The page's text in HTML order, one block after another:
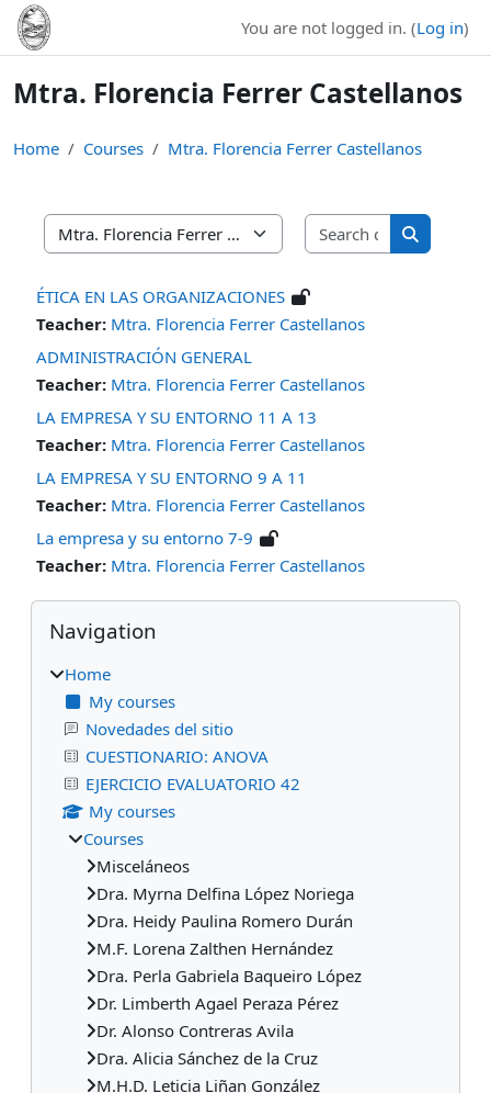
Skip to main content
You are not logged in. (Log in)
Mtra. Florencia Ferrer Castellanos
Home Courses Mtra. Florencia Ferrer Castellanos
Course categories
Search
Search
ÉTICA EN LAS ORGANIZACIONES
Teacher: Mtra. Florencia Ferrer Castellanos
ADMINISTRACIÓN GENERAL
Teacher: Mtra. Florencia Ferrer Castellanos
LA EMPRESA Y SU ENTORNO 11 A 13
Teacher: Mtra. Florencia Ferrer Castellanos
LA EMPRESA Y SU ENTORNO 9 A 11
Teacher: Mtra. Florencia Ferrer Castellanos
La empresa y su entorno 7-9
Teacher: Mtra. Florencia Ferrer Castellanos
Blocks
Skip Navigation
Navigation
Home
My courses
Novedades del sitio
CUESTIONARIO: ANOVA
EJERCICIO EVALUATORIO 42
My courses
Courses
Misceláneos
Dra. Myrna Delfina López Noriega
Dra. Heidy Paulina Romero Durán
M.F. Lorena Zalthen Hernández
Dra. Perla Gabriela Baqueiro López
Dr. Limberth Agael Peraza Pérez
Dr. Alonso Contreras Avila
Dra. Alicia Sánchez de la Cruz
M.H.D. Leticia Liñan González